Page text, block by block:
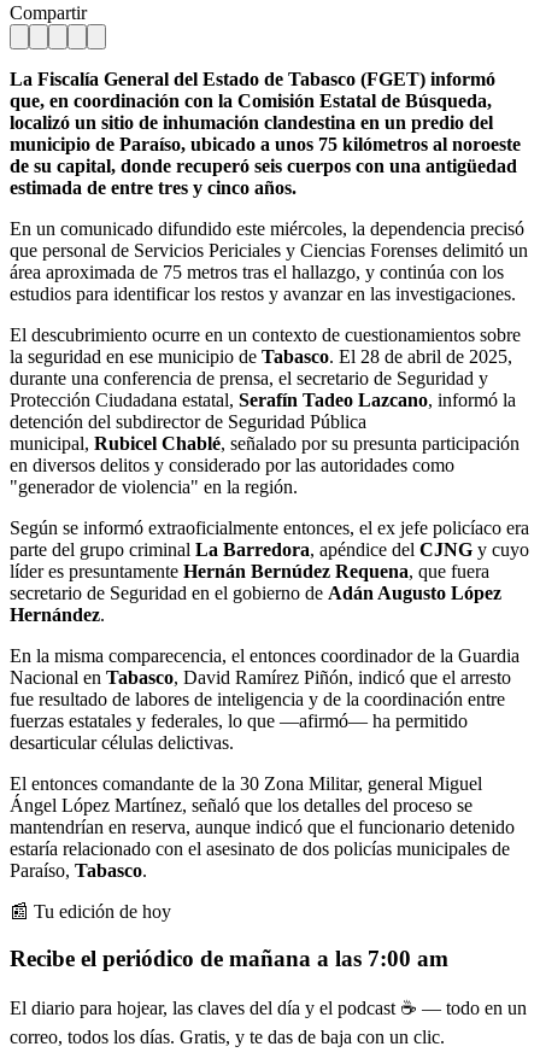
Compartir
La Fiscalía General del Estado de Tabasco (FGET) informó
que, en coordinación con la Comisión Estatal de Búsqueda,
localizó un sitio de inhumación clandestina en un predio del
municipio de Paraíso, ubicado a unos 75 kilómetros al noroeste
de su capital, donde recuperó seis cuerpos con una antigüedad
estimada de entre tres y cinco años.
En un comunicado difundido este miércoles, la dependencia precisó
que personal de Servicios Periciales y Ciencias Forenses delimitó un
área aproximada de 75 metros tras el hallazgo, y continúa con los
estudios para identificar los restos y avanzar en las investigaciones.
El descubrimiento ocurre en un contexto de cuestionamientos sobre
la seguridad en ese municipio de Tabasco. El 28 de abril de 2025,
durante una conferencia de prensa, el secretario de Seguridad y
Protección Ciudadana estatal, Serafín Tadeo Lazcano, informó la
detención del subdirector de Seguridad Pública
municipal, Rubicel Chablé, señalado por su presunta participación
en diversos delitos y considerado por las autoridades como
"generador de violencia" en la región.
Según se informó extraoficialmente entonces, el ex jefe policíaco era
parte del grupo criminal La Barredora, apéndice del CJNG y cuyo
líder es presuntamente Hernán Bernúdez Requena, que fuera
secretario de Seguridad en el gobierno de Adán Augusto López
Hernández.
En la misma comparecencia, el entonces coordinador de la Guardia
Nacional en Tabasco, David Ramírez Piñón, indicó que el arresto
fue resultado de labores de inteligencia y de la coordinación entre
fuerzas estatales y federales, lo que —afirmó— ha permitido
desarticular células delictivas.
El entonces comandante de la 30 Zona Militar, general Miguel
Ángel López Martínez, señaló que los detalles del proceso se
mantendrían en reserva, aunque indicó que el funcionario detenido
estaría relacionado con el asesinato de dos policías municipales de
Paraíso, Tabasco.
📰 Tu edición de hoy
Recibe el periódico de mañana a las 7:00 am
El diario para hojear, las claves del día y el podcast ☕ — todo en un
correo, todos los días. Gratis, y te das de baja con un clic.